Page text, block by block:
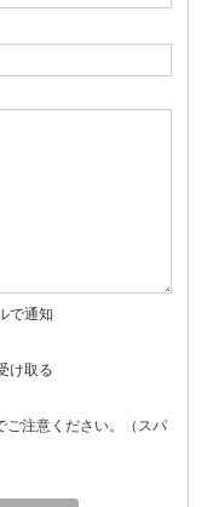
で通知
け取る
ご注意ください。（スパ